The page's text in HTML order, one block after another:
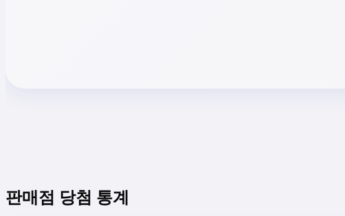
판매점 당첨 통계